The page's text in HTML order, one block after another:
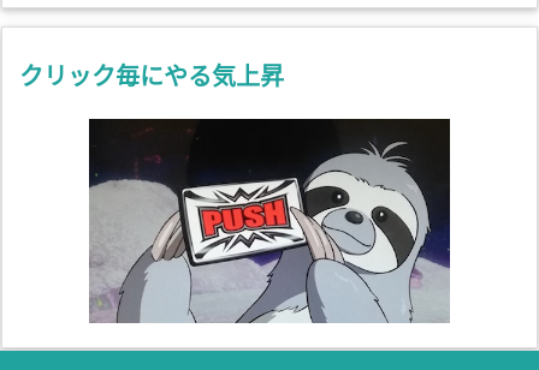
クリック毎にやる気上昇